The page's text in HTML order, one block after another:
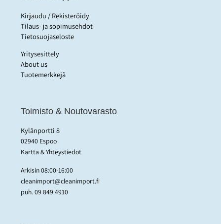
Kirjaudu / Rekisteröidy
Tilaus- ja sopimusehdot
Tietosuojaseloste
Yritysesittely
About us
Tuotemerkkejä
Toimisto & Noutovarasto
Kylänportti 8
02940 Espoo
Kartta & Yhteystiedot
Arkisin 08:00-16:00
cleanimport@cleanimport.fi
puh.09 849 4910